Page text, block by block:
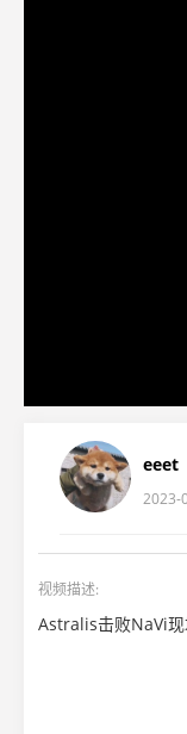
eeet
2023-
视频描述:
Astralis击败NaVi